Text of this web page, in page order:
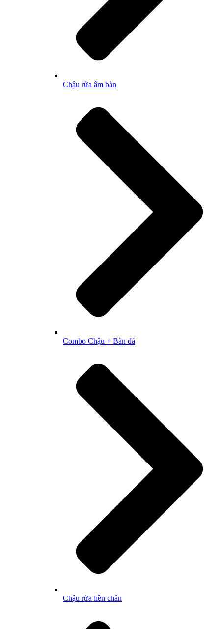
Chậu rửa âm bàn
Combo Chậu + Bàn đá
Chậu rửa liền chân